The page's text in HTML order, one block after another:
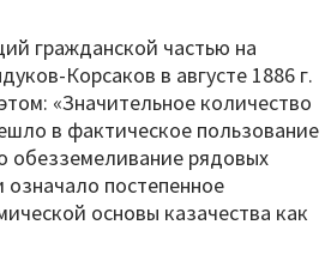
гражданской частью на
Корсаков в августе 1886 г.
«Значительное количество
в фактическое пользование
обезземеливание рядовых
означало постепенное
основы казачества как